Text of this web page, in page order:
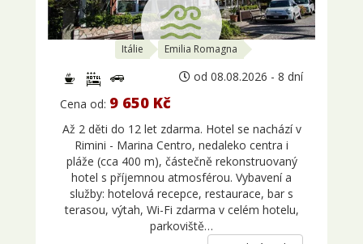
Itálie Emilia Romagna
od 08.08.2026 - 8 dní
Cena od: 9 650 Kč
Až 2 děti do 12 let zdarma. Hotel se nachází v
Rimini - Marina Centro, nedaleko centra i
pláže (cca 400 m), částečně rekonstruovaný
hotel s příjemnou atmosférou. Vybavení a
služby: hotelová recepce, restaurace, bar s
terasou, výtah, Wi-Fi zdarma v celém hotelu,
parkoviště…